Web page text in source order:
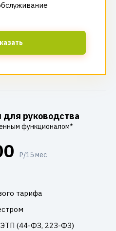
для руководства
функционалом*
₽/15 мес
тарифа
(44-ФЗ, 223-ФЗ)